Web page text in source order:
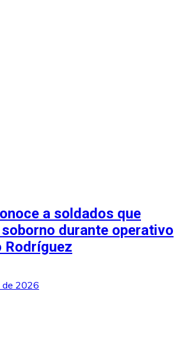
a soldados que
durante operativo
Rodríguez
de 2026